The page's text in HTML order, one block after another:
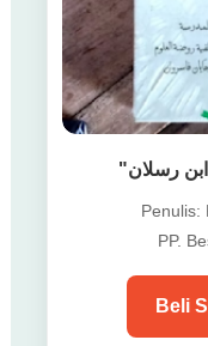
رسلان"
Penulis:
PP.
Beli